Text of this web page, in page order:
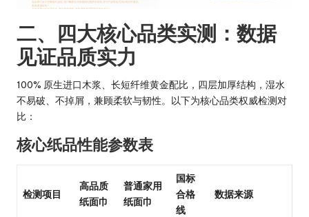
二、四大核心品类实测：数据
见证品质实力
100% 原生进口木浆、长短纤维黄金配比，四层加厚结构，湿水
不易破、不掉屑，兼顾柔软与韧性。以下为核心品类权威检测对
比：
核心纸品性能参数表
检测项目
高品质
纸面巾
普通家用
纸面巾
国标
合格
线
数据来源